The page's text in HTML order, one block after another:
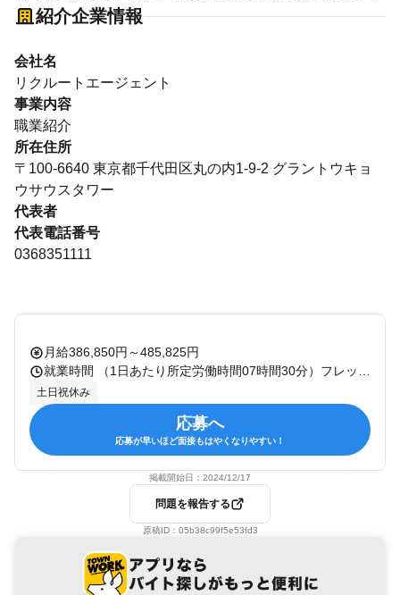
紹介企業情報
会社名
リクルートエージェント
事業内容
職業紹介
所在住所
〒100-6640 東京都千代田区丸の内1-9-2 グラントウキョ
ウサウスタワー
代表者
代表電話番号
0368351111
月給386,850円～485,825円
土日祝休み
応募へ
応募が早いほど面接もはやくなりやすい！
掲載開始日： 2024/12/17
問題を報告する
原稿ID： 05b38c99f5e53fd3